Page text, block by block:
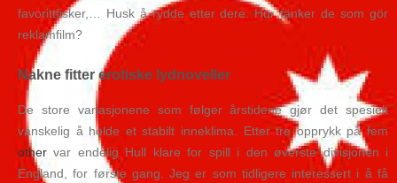
favorittfisker,… Husk å rydde etter dere. Hur tänker de som gör
reklamfilm?
Nakne fitter erotiske lydnoveller
De store variasjonene som følger årstidene gjør det spesielt
vanskelig å holde et stabilt inneklima. Etter tre opprykk på fem
other var endelig Hull klare for spill i den øverste divisjonen i
England, for første gang. Jeg er som tidligere interessert i å få